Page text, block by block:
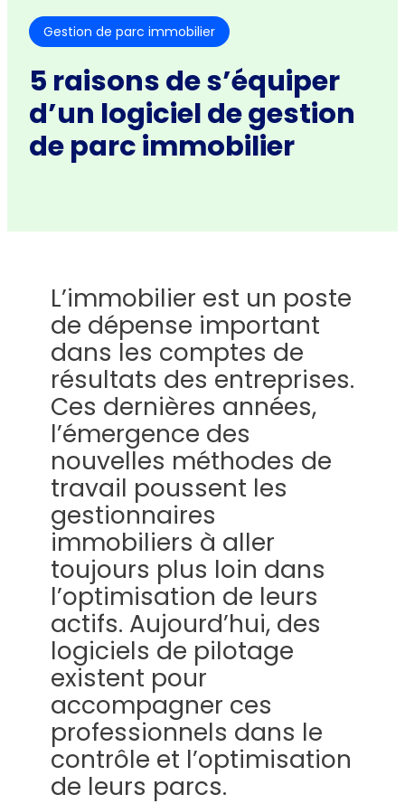
Gestion de parc immobilier
5 raisons de s’équiper
d’un logiciel de gestion
de parc immobilier
L’immobilier est un poste
de dépense important
dans les comptes de
résultats des entreprises.
Ces dernières années,
l’émergence des
nouvelles méthodes de
travail poussent les
gestionnaires
immobiliers à aller
toujours plus loin dans
l’optimisation de leurs
actifs. Aujourd’hui, des
logiciels de pilotage
existent pour
accompagner ces
professionnels dans le
contrôle et l’optimisation
de leurs parcs.